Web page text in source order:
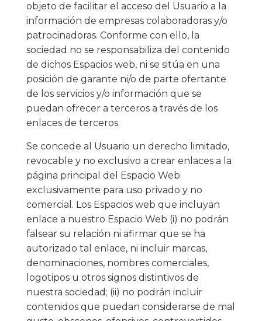
objeto de facilitar el acceso del Usuario a la
información de empresas colaboradoras y/o
patrocinadoras. Conforme con ello, la
sociedad no se responsabiliza del contenido
de dichos Espacios web, ni se sitúa en una
posición de garante ni/o de parte ofertante
de los servicios y/o información que se
puedan ofrecer a terceros a través de los
enlaces de terceros.
Se concede al Usuario un derecho limitado,
revocable y no exclusivo a crear enlaces a la
página principal del Espacio Web
exclusivamente para uso privado y no
comercial. Los Espacios web que incluyan
enlace a nuestro Espacio Web (i) no podrán
falsear su relación ni afirmar que se ha
autorizado tal enlace, ni incluir marcas,
denominaciones, nombres comerciales,
logotipos u otros signos distintivos de
nuestra sociedad; (ii) no podrán incluir
contenidos que puedan considerarse de mal